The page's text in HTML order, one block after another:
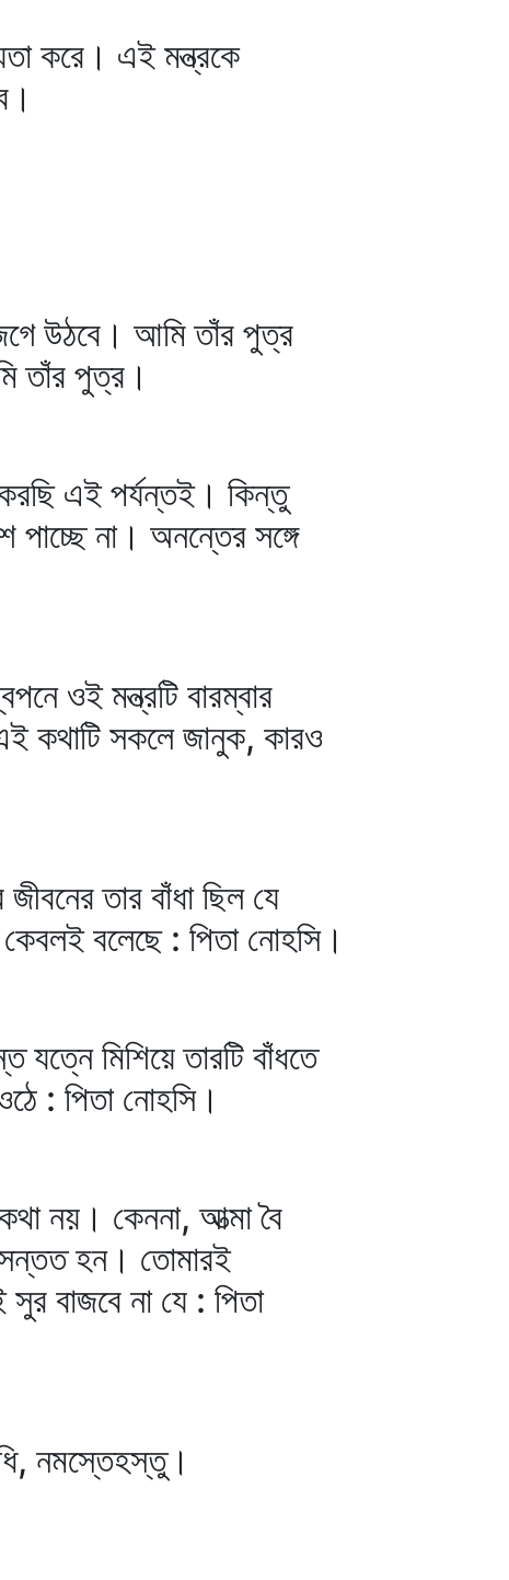
করে। এই মন্ত্রকে
উঠবে। আমি তাঁর পুত্র
তাঁর পুত্র।
এই পর্যন্তই। কিন্তু
না। অনন্তের সঙ্গে
ওই মন্ত্রটি বারম্বার
কথাটি সকলে জানুক, কারও
তার বাঁধা ছিল যে
বলেছে : পিতা নোহসি।
যত্নে মিশিয়ে তারটি বাঁধতে
: পিতা নোহসি।
নয়। কেননা, আত্মা বৈ
সন্তত হন। তোমারই
বাজবে না যে : পিতা
নমস্তেহস্তু।